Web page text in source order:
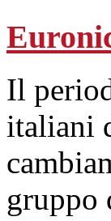
Il
italiani
gruppo